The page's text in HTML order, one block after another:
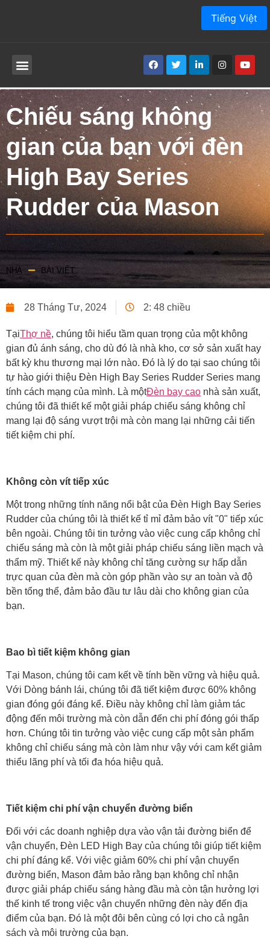
Chiếu sáng không
gian của bạn với đèn
High Bay Series
Rudder của Mason
NHÀ BÀI VIẾT
28 Tháng Tư, 2024 2: 48 chiều
TạiThợ nề, chúng tôi hiểu tầm quan trọng của một không
gian đủ ánh sáng, cho dù đó là nhà kho, cơ sở sản xuất hay
bất kỳ khu thương mại lớn nào. Đó là lý do tại sao chúng tôi
tự hào giới thiệu Đèn High Bay Series Rudder Series mang
tính cách mạng của mình. Là mộtĐèn bay cao nhà sản xuất,
chúng tôi đã thiết kế một giải pháp chiếu sáng không chỉ
mang lại độ sáng vượt trội mà còn mang lại những cải tiến
tiết kiệm chi phí.
Không còn vít tiếp xúc
Một trong những tính năng nổi bật của Đèn High Bay Series
Rudder của chúng tôi là thiết kế tỉ mỉ đảm bảo vít "0" tiếp xúc
bên ngoài. Chúng tôi tin tưởng vào việc cung cấp không chỉ
chiếu sáng mà còn là một giải pháp chiếu sáng liền mạch và
thẩm mỹ. Thiết kế này không chỉ tăng cường sự hấp dẫn
trực quan của đèn mà còn góp phần vào sự an toàn và độ
bền tổng thể, đảm bảo đầu tư lâu dài cho không gian của
bạn.
Bao bì tiết kiệm không gian
Tại Mason, chúng tôi cam kết về tính bền vững và hiệu quả.
Với Dòng bánh lái, chúng tôi đã tiết kiệm được 60% không
gian đóng gói đáng kể. Điều này không chỉ làm giảm tác
động đến môi trường mà còn dẫn đến chi phí đóng gói thấp
hơn. Chúng tôi tin tưởng vào việc cung cấp một sản phẩm
không chỉ chiếu sáng mà còn làm như vậy với cam kết giảm
thiểu lãng phí và tối đa hóa hiệu quả.
Tiết kiệm chi phí vận chuyển đường biển
Đối với các doanh nghiệp dựa vào vận tải đường biển để
vận chuyển, Đèn LED High Bay của chúng tôi giúp tiết kiệm
chi phí đáng kể. Với việc giảm 60% chi phí vận chuyển
đường biển, Mason đảm bảo rằng bạn không chỉ nhận
được giải pháp chiếu sáng hàng đầu mà còn tận hưởng lợi
thế kinh tế trong việc vận chuyển những đèn này đến địa
điểm của bạn. Đó là một đôi bên cùng có lợi cho cả ngân
sách và môi trường của bạn.
Tiếng Việt